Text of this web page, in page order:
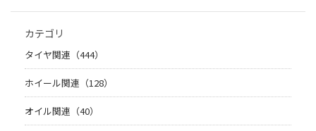
カテゴリ
タイヤ関連（444）
ホイール関連（128）
オイル関連（40）